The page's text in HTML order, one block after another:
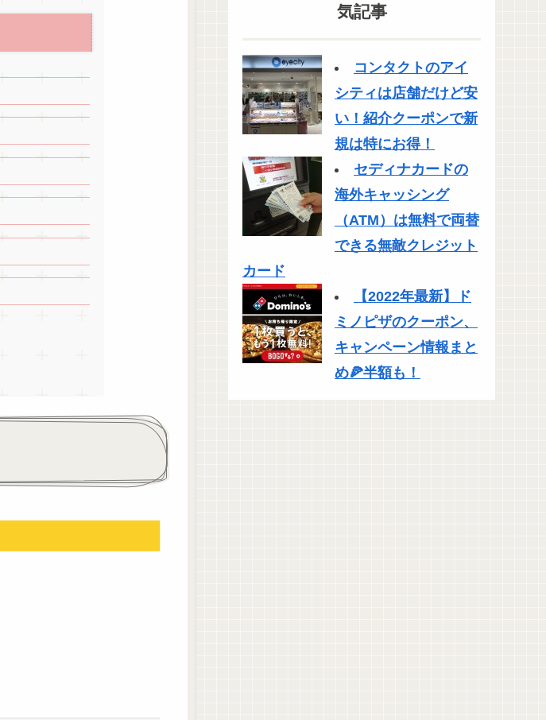
気記事
コンタクトのアイ
シティは店舗だけど安
い！紹介クーポンで新
規は特にお得！
セディナカードの
海外キャッシング
（ATM）は無料で両替
できる無敵クレジット
カード
【2022年最新】ド
ミノピザのクーポン、
キャンペーン情報まと
め🍕半額も！